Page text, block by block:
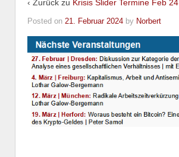
‹ Zurück zu Krisis Slider Termine Feb 24
Posted on 21. Februar 2024 by Norbert